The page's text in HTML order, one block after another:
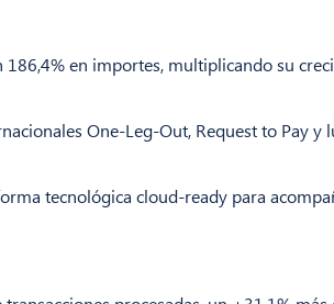
en importes, multiplicando su
One-Leg-Out, Request to Pay y
tecnológica cloud-ready para